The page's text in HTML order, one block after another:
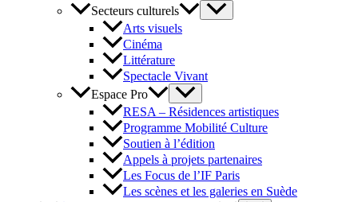
Secteurs culturels
Arts visuels
Cinéma
Littérature
Spectacle Vivant
Espace Pro
RESA – Résidences artistiques
Programme Mobilité Culture
Soutien à l’édition
Appels à projets partenaires
Les Focus de l’IF Paris
Les scènes et les galeries en Suède